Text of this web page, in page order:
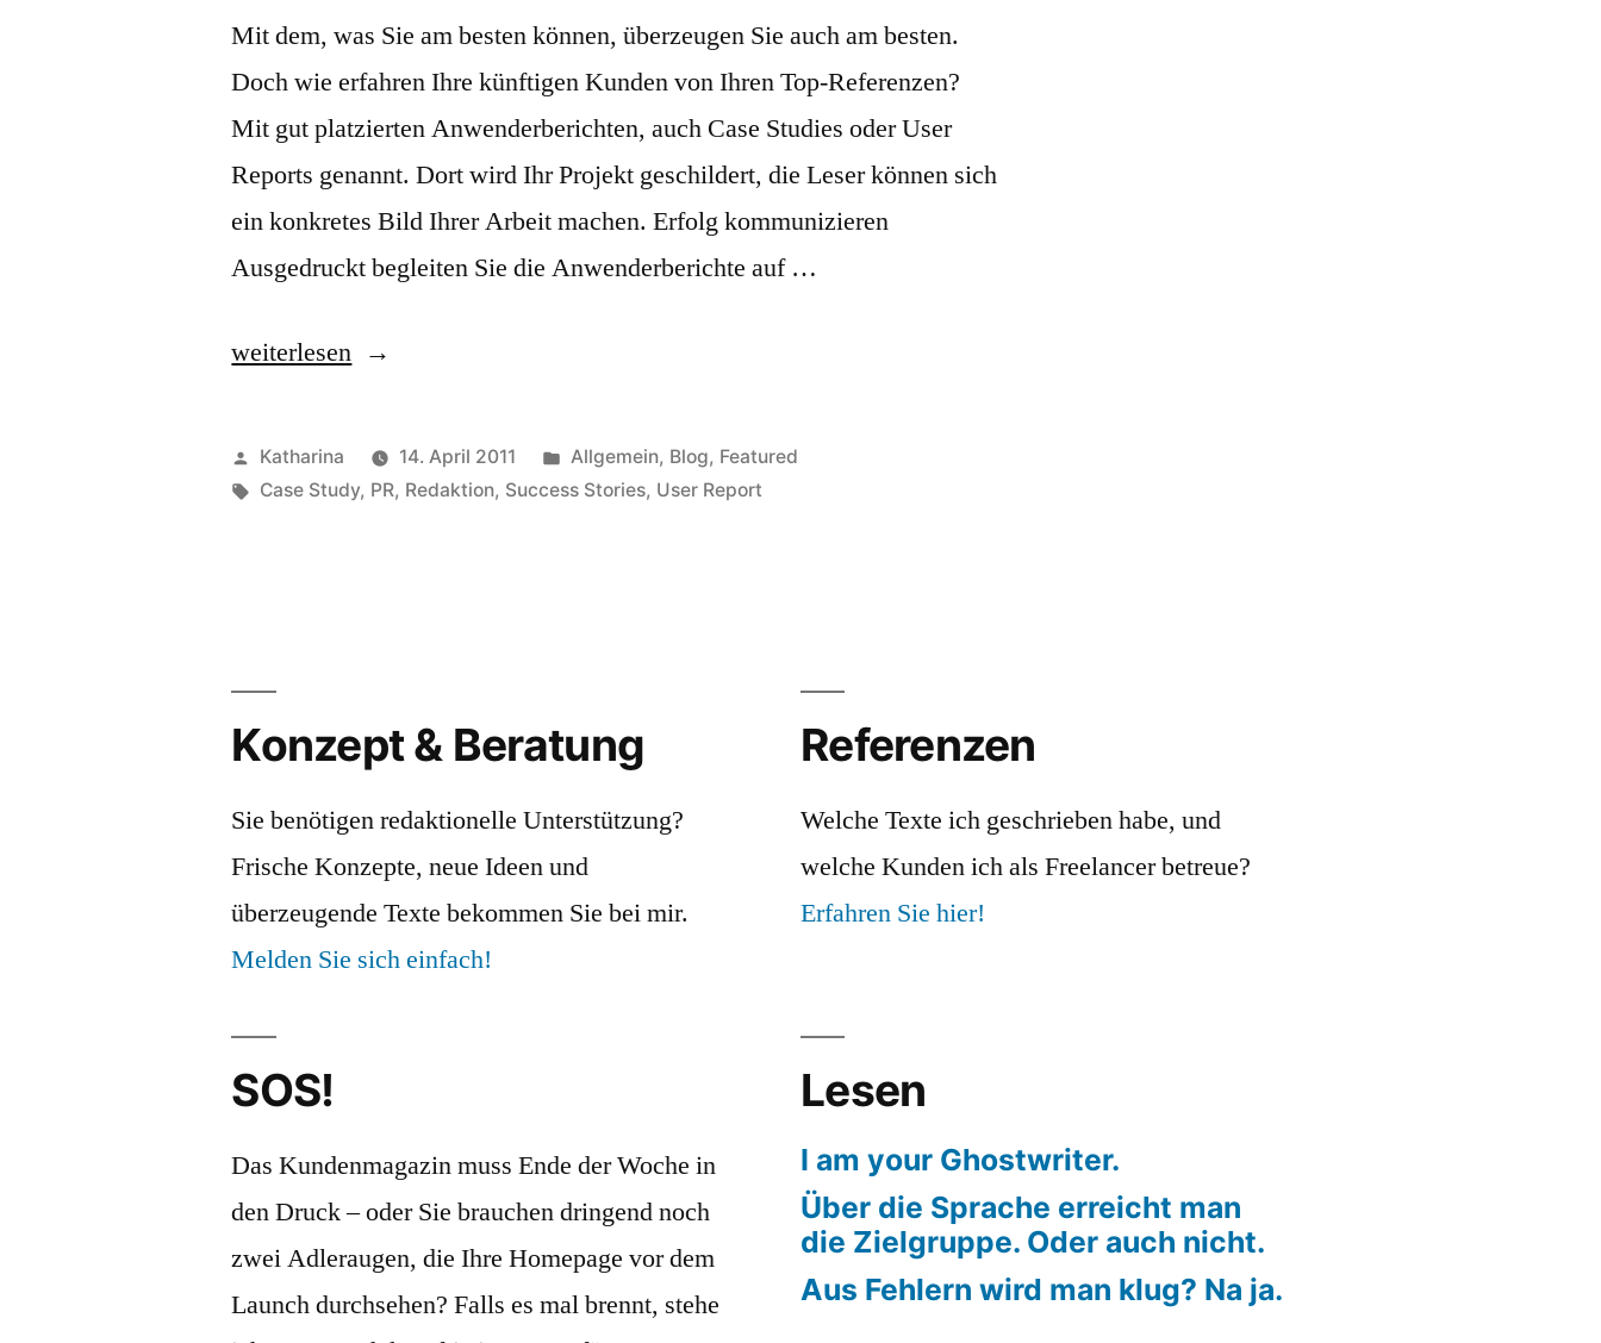
Mit dem, was Sie am besten können, überzeugen Sie auch am besten.
Doch wie erfahren Ihre künftigen Kunden von Ihren Top-Referenzen?
Mit gut platzierten Anwenderberichten, auch Case Studies oder User
Reports genannt. Dort wird Ihr Projekt geschildert, die Leser können sich
ein konkretes Bild Ihrer Arbeit machen. Erfolg kommunizieren
Ausgedruckt begleiten Sie die Anwenderberichte auf …
„Wo
Texter,
da
weiterlesen
Veröffentlicht
von
Katharina 14. April 2011
Veröffentlicht
in
Allgemein, Blog, Featured
Schlagwörter:
Case Study, PR, Redaktion, Success Stories, User Report
Konzept & Beratung
Sie benötigen redaktionelle Unterstützung?
Frische Konzepte, neue Ideen und
überzeugende Texte bekommen Sie bei mir.
Melden Sie sich einfach!
Referenzen
Welche Texte ich geschrieben habe, und
welche Kunden ich als Freelancer betreue?
Erfahren Sie hier!
SOS!
Das Kundenmagazin muss Ende der Woche in
den Druck – oder Sie brauchen dringend noch
zwei Adleraugen, die Ihre Homepage vor dem
Launch durchsehen? Falls es mal brennt, stehe
Lesen
I am your Ghostwriter.
Über die Sprache erreicht man
die Zielgruppe. Oder auch nicht.
Aus Fehlern wird man klug? Na ja.